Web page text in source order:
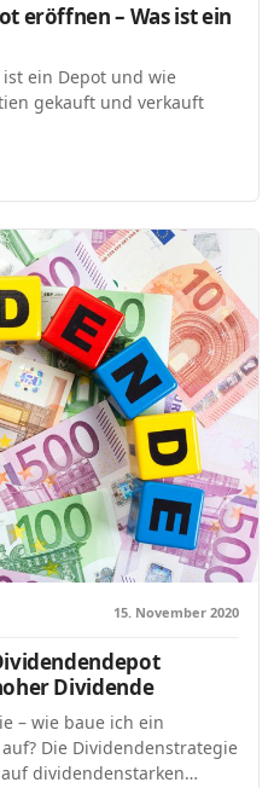
eröffnen – Was ist ein
ein Depot und wie
gekauft und verkauft
15. November 2020
Dividende
– wie baue ich ein
Die Dividendenstrategie
dividendenstarken…